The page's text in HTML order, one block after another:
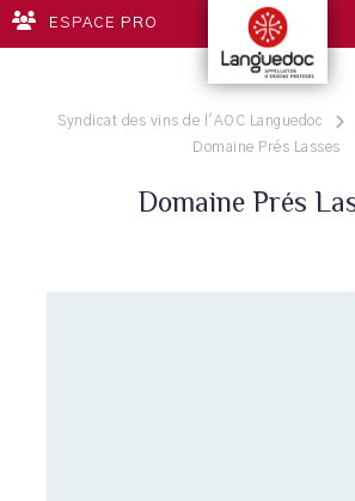
ESPACE PRO
Syndicat des vins de l'AOC Languedoc
Domaine Prés Lasses
Domaine Prés